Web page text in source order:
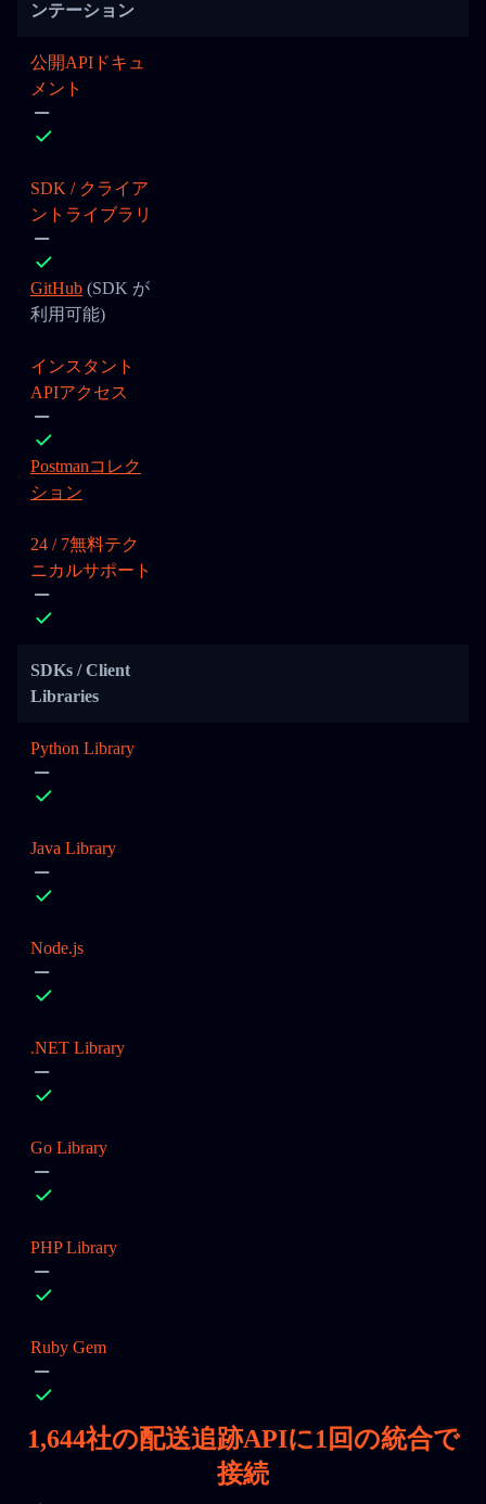
ンテーション
公開APIドキュ
メント
SDK / クライア
ントライブラリ
GitHub (SDK が
利用可能)
インスタント
APIアクセス
Postmanコレク
ション
24 / 7無料テク
ニカルサポート
SDKs / Client
Libraries
Python Library
Java Library
Node.js
.NET Library
Go Library
PHP Library
Ruby Gem
1,644社の配送追跡APIに1回の統合で
接続